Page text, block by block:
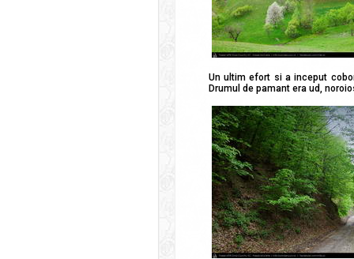
Un ultim efort si a inceput
Drumul de pamant era ud,